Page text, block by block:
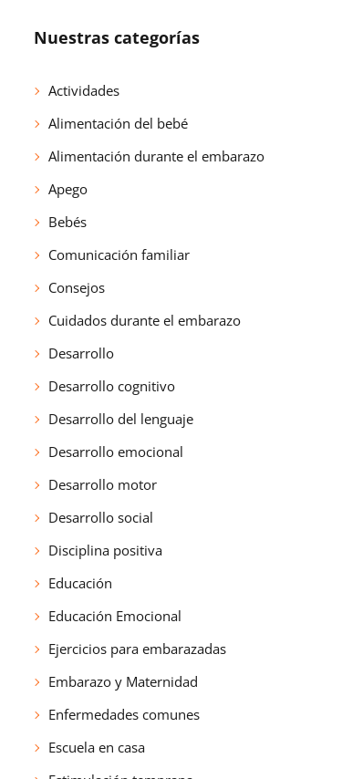
Nuestras categorías
Actividades
Alimentación del bebé
Alimentación durante el embarazo
Apego
Bebés
Comunicación familiar
Consejos
Cuidados durante el embarazo
Desarrollo
Desarrollo cognitivo
Desarrollo del lenguaje
Desarrollo emocional
Desarrollo motor
Desarrollo social
Disciplina positiva
Educación
Educación Emocional
Ejercicios para embarazadas
Embarazo y Maternidad
Enfermedades comunes
Escuela en casa